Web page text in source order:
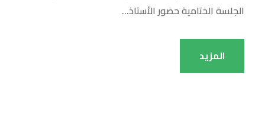
الجلسة الختامية حضور الأستاذ...
المزيد